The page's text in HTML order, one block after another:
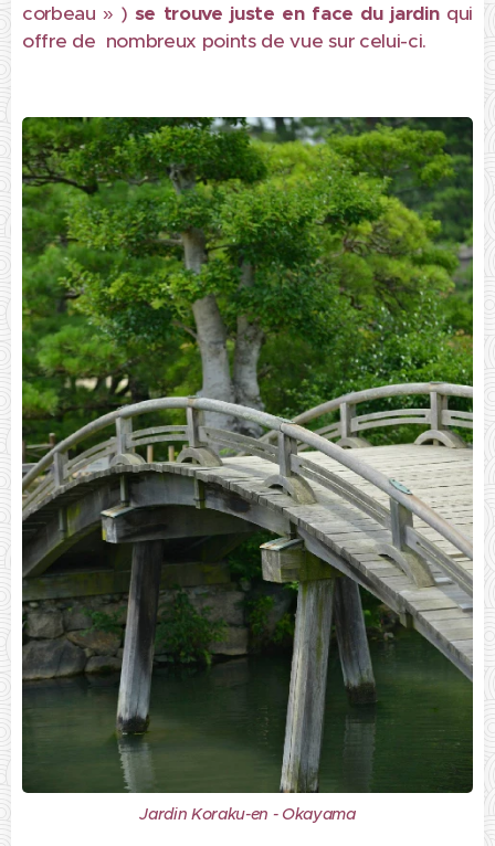
corbeau » ) se trouve juste en face du jardinqui
offre de nombreux points de vue sur celui-ci.
Jardin Koraku-en - Okayama